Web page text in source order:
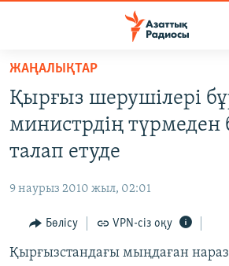
Skip
main
content
main
Navigation
Search
САЯСАТ
AZATTYQTV
АДАМ ҚҰҚЫҚТАРЫ
ӘЛЕУМЕТ
ӘЛЕМ
ЖАҢАЛЫҚТАР
Қырғыз шерушілері
министрдің түрмеден
талап етуде
9 наурыз 2010 жыл, 02:01
Бөлісу VPN-сіз оқу
Қырғызстандағы мыңдаған